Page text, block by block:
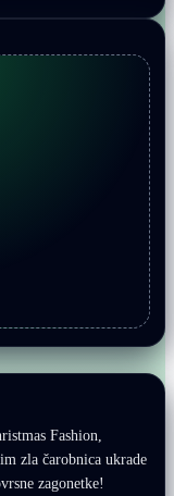
Fashion,
zla čarobnica ukrade
zagonetke!